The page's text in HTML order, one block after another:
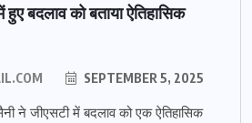
हुए बदलाव को बताया ऐतिहासिक
SEPTEMBER 5, 2025
ने जीएसटी में बदलाव को एक ऐतिहासिक